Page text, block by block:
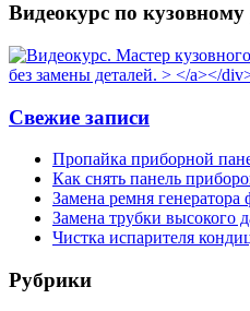
Видеокурс по
Свежие записи
Пропайка приборной
Как снять панель
Замена ремня генератора
Замена трубки высокого
Чистка испарителя
Рубрики